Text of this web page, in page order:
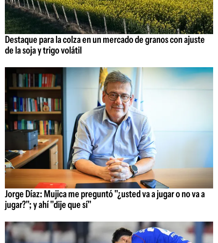
Destaque para la colza en un mercado de granos con ajuste
de la soja y trigo volátil
Jorge Díaz: Mujica me preguntó "¿usted va a jugar o no va a
jugar?"; y ahí "dije que sí"